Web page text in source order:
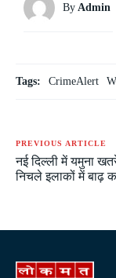
By Admin
Tags: CrimeAlert
PREVIOUS ARTICLE
नई दिल्ली में यमुना
निचले इलाकों में बाढ़